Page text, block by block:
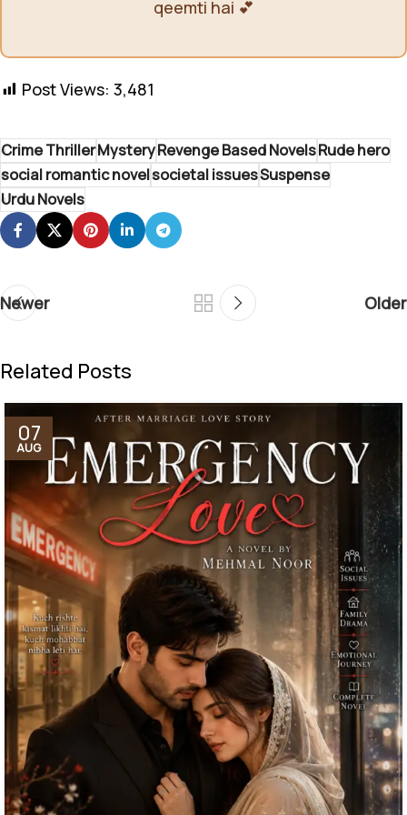
qeemti hai 💕
Post Views: 3,481
Crime ThrillerMysteryRevenge Based NovelsRude hero
social romantic novelsocietal issuesSuspense
Urdu Novels
Newer Older
Related Posts
07
AUG